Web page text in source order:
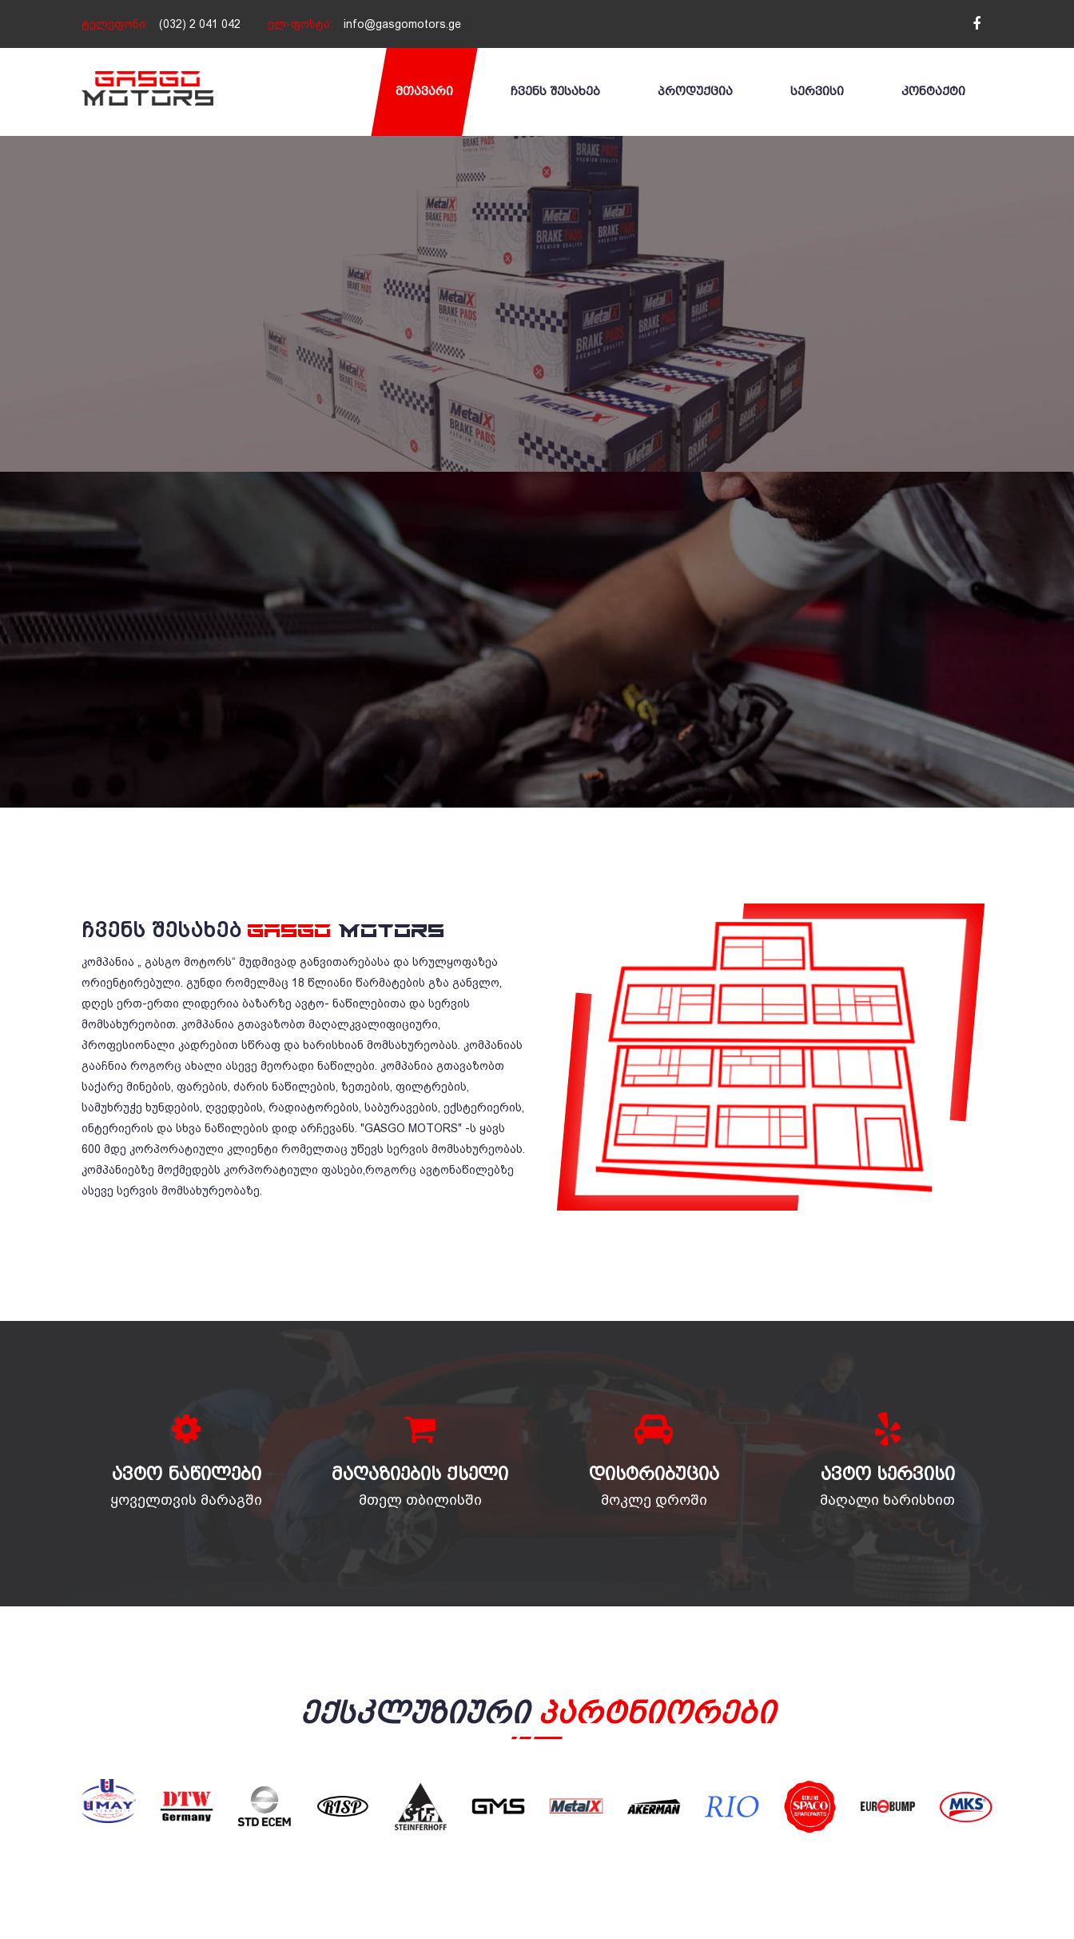
ტელეფონი: (032) 2 041 042 ელ-ფოსტა: info@gasgomotors.ge
ᲛᲗᲐᲕᲐᲠᲘ ᲩᲕᲔᲜᲡ ᲨᲔᲡᲐᲮᲔᲑ ᲞᲠᲝᲓᲣᲥᲪᲘᲐ ᲡᲔᲠᲕᲘᲡᲘ ᲙᲝᲜᲢᲐᲥᲢᲘ
ᲩᲕᲔᲜᲡ ᲨᲔᲡᲐᲮᲔᲑ GASGO MOTORS
კომპანია „ გასგო მოტორს“ მუდმივად განვითარებასა და სრულყოფაზეა
ორიენტირებული. გუნდი რომელმაც 18 წლიანი წარმატების გზა განვლო,
დღეს ერთ-ერთი ლიდერია ბაზარზე ავტო- ნაწილებითა და სერვის
მომსახურეობით. კომპანია გთავაზობთ მაღალკვალიფიციური,
პროფესიონალი კადრებით სწრაფ და ხარისხიან მომსახურეობას. კომპანიას
გააჩნია როგორც ახალი ასევე მეორადი ნაწილები. კომპანია გთავაზობთ
საქარე მინების, ფარების, ძარის ნაწილების, ზეთების, ფილტრების,
სამუხრუჭე ხუნდების, ღვედების, რადიატორების, საბურავების, ექსტერიერის,
ინტერიერის და სხვა ნაწილების დიდ არჩევანს. "GASGO MOTORS" -ს ყავს
600 მდე კორპორატიული კლიენტი რომელთაც უწევს სერვის მომსახურეობას.
კომპანიებზე მოქმედებს კორპორატიული ფასები,როგორც ავტონაწილებზე
ასევე სერვის მომსახურეობაზე.
ᲐᲕᲢᲝ ᲜᲐᲬᲘᲚᲔᲑᲘ
ყოველთვის მარაგში
ᲛᲐᲦᲐᲖᲘᲔᲑᲘᲡ ᲥᲡᲔᲚᲘ
მთელ თბილისში
ᲓᲘᲡᲢᲠᲘᲑᲣᲪᲘᲐ
მოკლე დროში
ᲐᲕᲢᲝ ᲡᲔᲠᲕᲘᲡᲘ
მაღალი ხარისხით
Ექსკლუზიური Პარტნიორები